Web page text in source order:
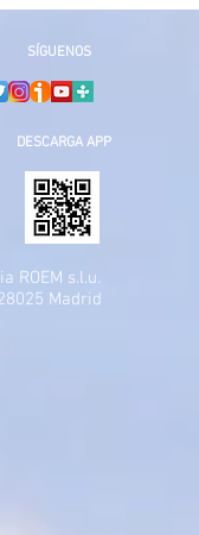
SÍGUENOS
DESCARGA APP
ROEM s.l.u.
Madrid